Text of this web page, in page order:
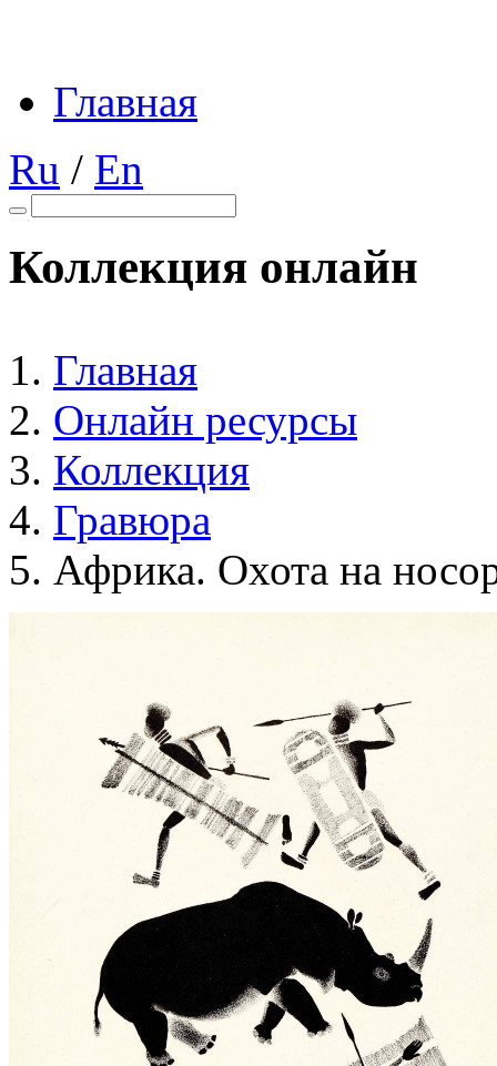
Главная
Ru / En
Коллекция онлайн
Главная
Онлайн ресурсы
Коллекция
Гравюра
Африка. Охота на